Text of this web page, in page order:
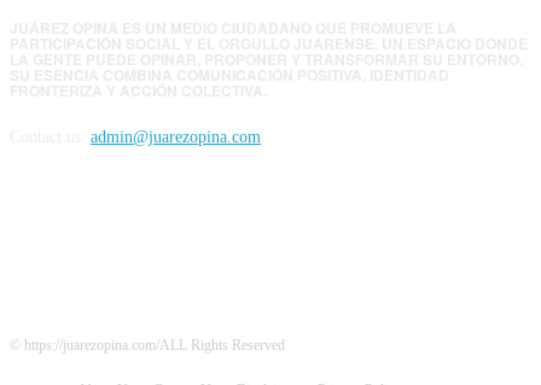
admin@juarezopina.com
© https://juarezopina.com/ALL Rights Reserved